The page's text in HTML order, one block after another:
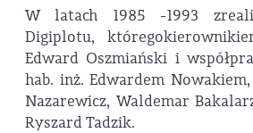
W latach 1985 -1993
Digiplotu,
Edward Oszmiański i
hab. inż. Edwardem
Nazarewicz, Waldemar
Ryszard Tadzik.